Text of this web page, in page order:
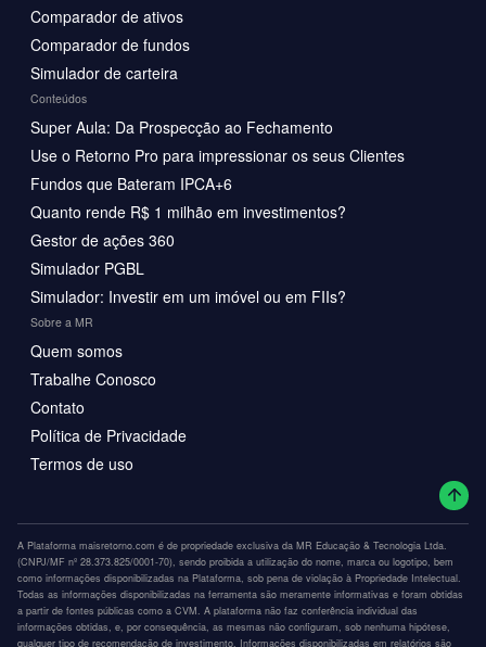
Comparador de ativos
Comparador de fundos
Simulador de carteira
Conteúdos
Super Aula: Da Prospecção ao Fechamento
Use o Retorno Pro para impressionar os seus Clientes
Fundos que Bateram IPCA+6
Quanto rende R$ 1 milhão em investimentos?
Gestor de ações 360
Simulador PGBL
Simulador: Investir em um imóvel ou em FIIs?
Sobre a MR
Quem somos
Trabalhe Conosco
Contato
Política de Privacidade
Termos de uso
A Plataforma maisretorno.com é de propriedade exclusiva da MR Educação & Tecnologia Ltda.
(CNPJ/MF nº 28.373.825/0001-70), sendo proibida a utilização do nome, marca ou logotipo, bem
como informações disponibilizadas na Plataforma, sob pena de violação à Propriedade Intelectual.
Todas as informações disponibilizadas na ferramenta são meramente informativas e foram obtidas
a partir de fontes públicas como a CVM. A plataforma não faz conferência individual das
informações obtidas, e, por consequência, as mesmas não configuram, sob nenhuma hipótese,
qualquer tipo de recomendação de investimento. Informações disponibilizadas em relatórios são